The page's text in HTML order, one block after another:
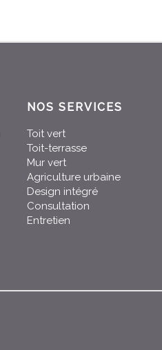
NOS SERVICES
Toit vert
Toit-terrasse
Mur vert
Agriculture urbaine
Design intégré
Consultation
Entretien